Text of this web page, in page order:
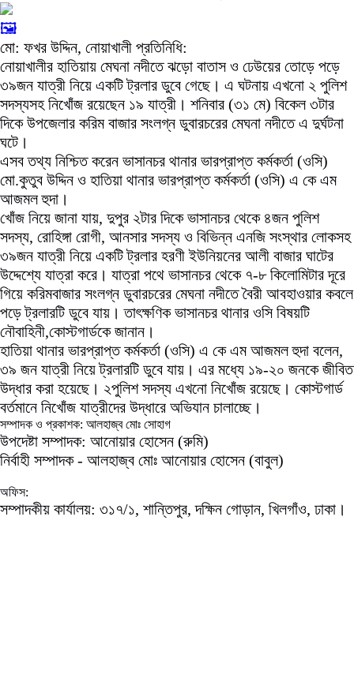
🖼️
মো: ফখর উদ্দিন, নোয়াখালী প্রতিনিধি:
নোয়াখালীর হাতিয়ায় মেঘনা নদীতে ঝড়ো বাতাস ও ঢেউয়ের তোড়ে পড়ে
৩৯জন যাত্রী নিয়ে একটি ট্রলার ডুবে গেছে। এ ঘটনায় এখনো ২ পুলিশ
সদস্যসহ নিখোঁজ রয়েছেন ১৯ যাত্রী। শনিবার (৩১ মে) বিকেল ৩টার
দিকে উপজেলার করিম বাজার সংলগ্ন ডুবারচরের মেঘনা নদীতে এ দুর্ঘটনা
ঘটে।
এসব তথ্য নিশ্চিত করেন ভাসানচর থানার ভারপ্রাপ্ত কর্মকর্তা (ওসি)
মো.কুতুব উদ্দিন ও হাতিয়া থানার ভারপ্রাপ্ত কর্মকর্তা (ওসি) এ কে এম
আজমল হুদা।
খোঁজ নিয়ে জানা যায়, দুপুর ২টার দিকে ভাসানচর থেকে ৪জন পুলিশ
সদস্য, রোহিঙ্গা রোগী, আনসার সদস্য ও বিভিন্ন এনজি সংস্থার লোকসহ
৩৯জন যাত্রী নিয়ে একটি ট্রলার হরণী ইউনিয়নের আলী বাজার ঘাটের
উদ্দেশ্যে যাত্রা করে। যাত্রা পথে ভাসানচর থেকে ৭-৮ কিলোমিটার দূরে
গিয়ে করিমবাজার সংলগ্ন ডুবারচরের মেঘনা নদীতে বৈরী আবহাওয়ার কবলে
পড়ে ট্রলারটি ডুবে যায়। তাৎক্ষণিক ভাসানচর থানার ওসি বিষয়টি
নৌবাহিনী,কোস্টগার্ডকে জানান।
হাতিয়া থানার ভারপ্রাপ্ত কর্মকর্তা (ওসি) এ কে এম আজমল হুদা বলেন,
৩৯ জন যাত্রী নিয়ে ট্রলারটি ডুবে যায়। এর মধ্যে ১৯-২০ জনকে জীবিত
উদ্ধার করা হয়েছে। ২পুলিশ সদস্য এখনো নিখোঁজ রয়েছে। কোস্টগার্ড
বর্তমানে নিখোঁজ যাত্রীদের উদ্ধারে অভিযান চালাচ্ছে।
সম্পাদক ও প্রকাশক: আলহাজ্ব মোঃ সোহাগ
উপদেষ্টা সম্পাদক: আনোয়ার হোসেন (রুমি)
নির্বাহী সম্পাদক - আলহাজ্ব মোঃ আনোয়ার হোসেন (বাবুল)
অফিস:
সম্পাদকীয় কার্যালয়: ৩১৭/১, শান্তিপুর, দক্ষিন গোড়ান, খিলগাঁও, ঢাকা।